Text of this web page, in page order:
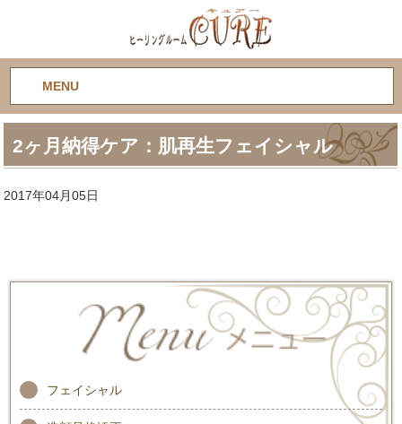
MENU
2ヶ月納得ケア：肌再生フェイシャル
2017年04月05日
フェイシャル